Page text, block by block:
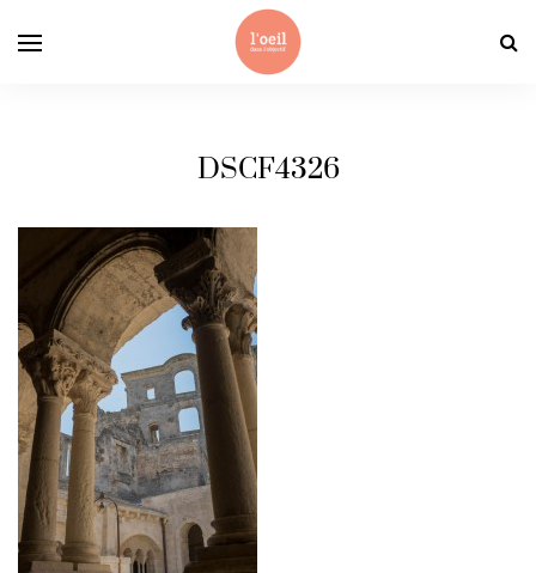
DSCF4326